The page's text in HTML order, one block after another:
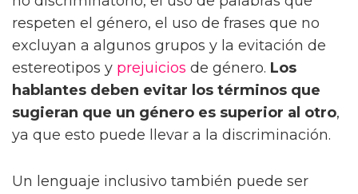
respeten el género, el uso de frases que no
excluyan a algunos grupos y la evitación de
estereotipos y prejuicios de género. Los
hablantes deben evitar los términos que
sugieran que un género es superior al otro,
ya que esto puede llevar a la discriminación.
Un lenguaje inclusivo también puede ser